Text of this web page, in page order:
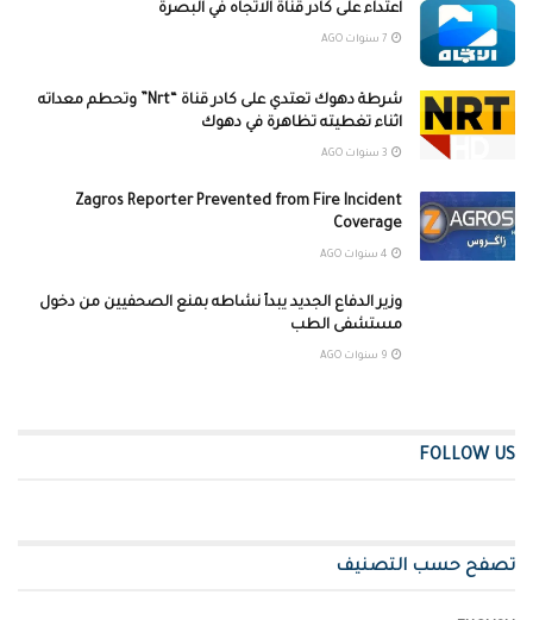
اعتداء على كادر قناة الاتجاه في البصرة
شرطة دهوك تعتدي على كادر قناة “Nrt” وتحطم معداته
اثناء تغطيته تظاهرة في دهوك
Zagros Reporter Prevented from Fire Incident
Coverage
وزير الدفاع الجديد يبدأ نشاطه بمنع الصحفيين من دخول
مستشفى الطب
FOLLOW US
تصفح حسب التصنيف